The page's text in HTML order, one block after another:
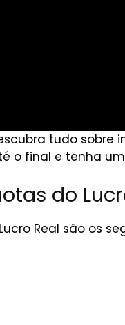
tudo sobre
o final e tenha
do
Real são os